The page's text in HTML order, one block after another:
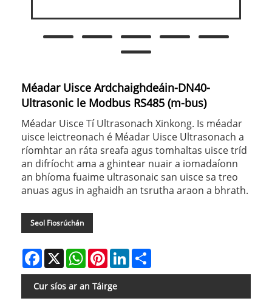
Méadar Uisce Ardchaighdeáin-DN40-
Ultrasonic le Modbus RS485 (m-bus)
Méadar Uisce Tí Ultrasonach Xinkong. Is méadar
uisce leictreonach é Méadar Uisce Ultrasonach a
ríomhtar an ráta sreafa agus tomhaltas uisce tríd
an difríocht ama a ghintear nuair a iomadaíonn
an bhíoma fuaime ultrasonaic san uisce sa treo
anuas agus in aghaidh an tsrutha araon a bhrath.
Seol Fiosrúchán
Facebook
X WhatsAppPinterestLinkedIn
Cur síos ar an Táirge